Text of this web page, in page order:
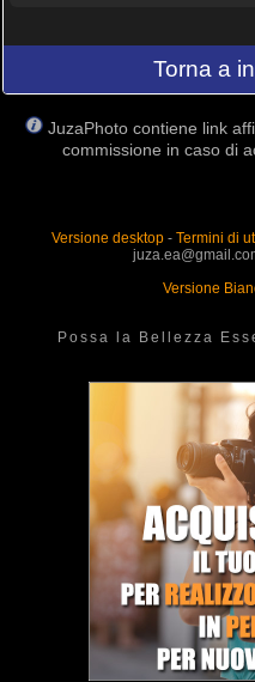
Torna a
JuzaPhoto contiene link
commissione in caso di
Versione desktop- Termini di
Versione
Possa la Bellezza